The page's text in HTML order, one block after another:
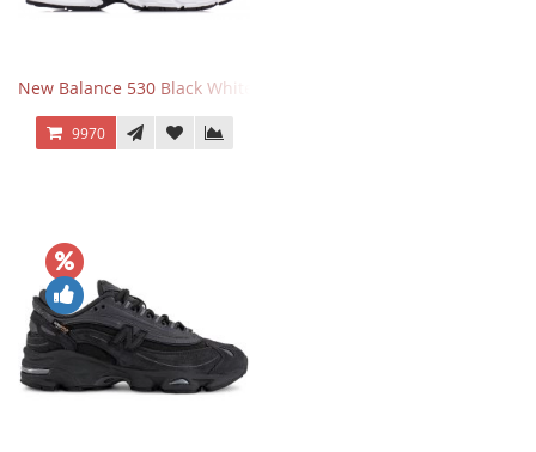
New Balance 530 Black White Silver
9970